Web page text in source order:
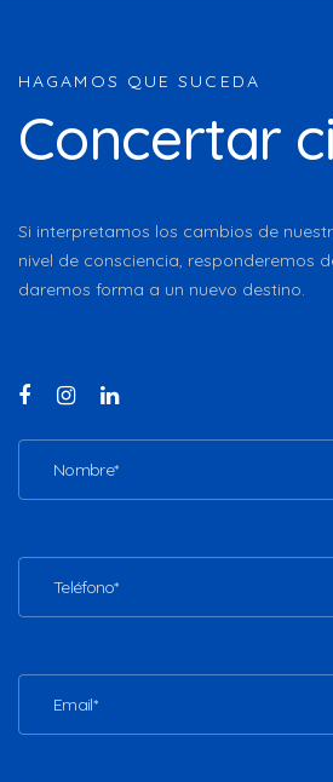
HAGAMOS QUE SUCEDA
Concertar
Si interpretamos los cambios de
nivel de consciencia, responderemos
daremos forma a un nuevo destino.